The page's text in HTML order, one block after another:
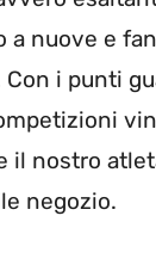
a nuove e
i punti
il nostro
negozio.